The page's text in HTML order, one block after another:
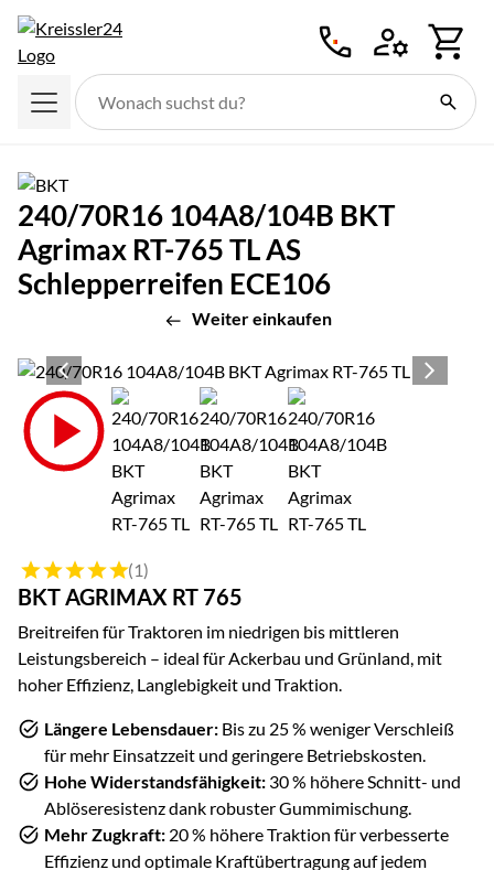
240/70R16 104A8/104B BKT
Agrimax RT-765 TL AS
Schlepperreifen ECE106
Weiter einkaufen
Produktgalerie
Zur Kaufbox springen
Bewertung: 5 von 5 (1 Bewertungen)
(1)
BKT AGRIMAX RT 765
Breitreifen für Traktoren im niedrigen bis mittleren
Leistungsbereich – ideal für Ackerbau und Grünland, mit
hoher Effizienz, Langlebigkeit und Traktion.
Längere Lebensdauer: Bis zu 25 % weniger Verschleiß
für mehr Einsatzzeit und geringere Betriebskosten.
Hohe Widerstandsfähigkeit: 30 % höhere Schnitt- und
Ablöseresistenz dank robuster Gummimischung.
Mehr Zugkraft: 20 % höhere Traktion für verbesserte
Effizienz und optimale Kraftübertragung auf jedem